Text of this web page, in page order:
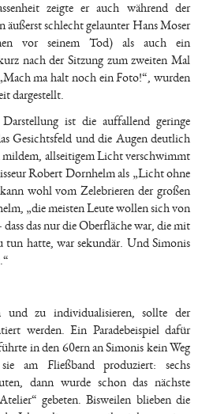
zeigte er auch während der
äußerst schlecht gelaunter Hans Moser
vor seinem Tod) als auch ein
nach der Sitzung zum zweiten Mal
ma halt noch ein Foto!“, wurden
dargestellt.
ist die auffallend geringe
Gesichtsfeld und die Augen deutlich
mildem, allseitigem Licht verschwimmt
Robert Dornhelm als „Licht ohne
wohl vom Zelebrieren der großen
„die meisten Leute wollen sich von
dass das nur die Oberfläche war, die mit
tun hatte, war sekundär. Und Simonis
und zu individualisieren, sollte der
werden. Ein Paradebeispiel dafür
in den 60ern an Simonis kein Weg
am Fließband produziert: sechs
dann wurde schon das nächste
gebeten. Bisweilen blieben die